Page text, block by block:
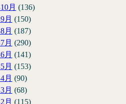
月 (136)
月 (150)
月 (187)
月 (290)
月 (141)
月 (153)
月 (90)
月 (68)
月 (115)